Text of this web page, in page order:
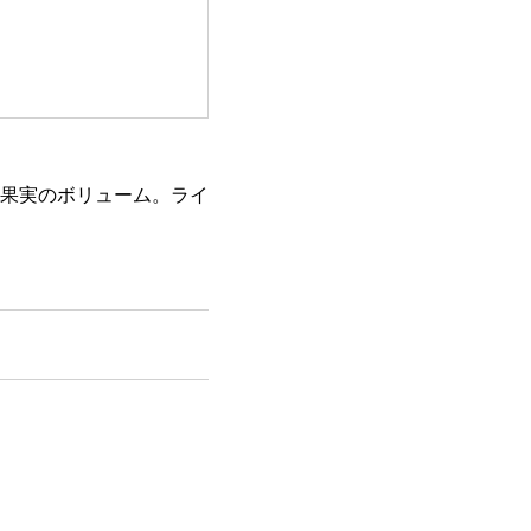
実のボリューム。ライ